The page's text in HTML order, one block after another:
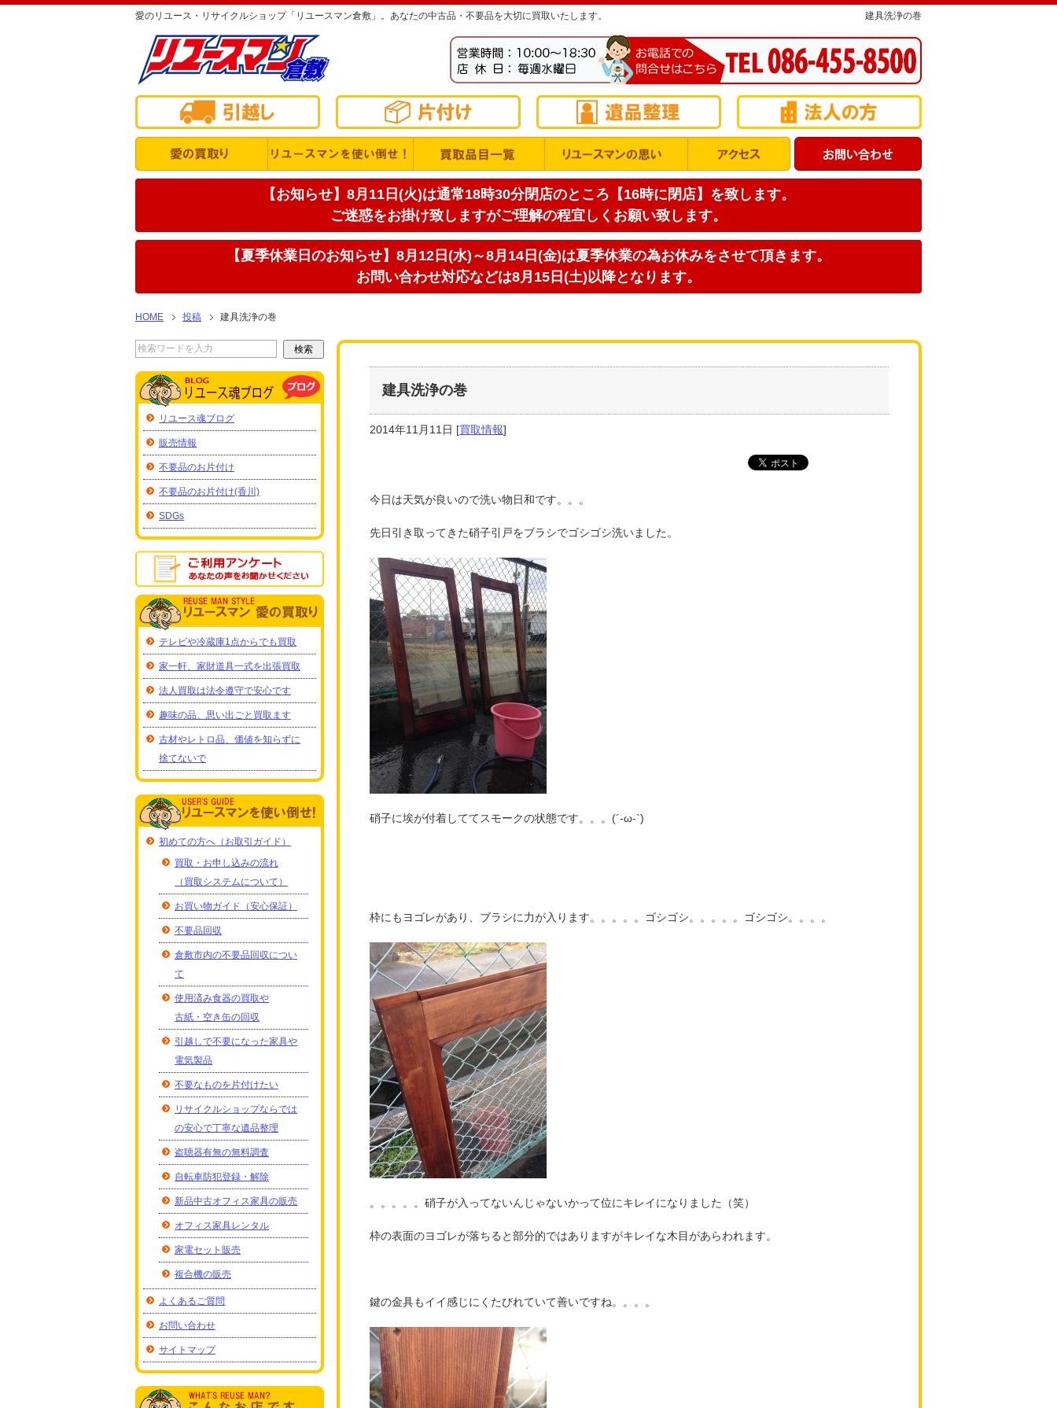
愛のリユース・リサイクルショップ「リユースマン倉敷」。あなたの中古品・不要品を大切に買取いたします。 建具洗浄の巻
【お知らせ】8月11日(火)は通常18時30分閉店のところ【16時に閉店】を致します。
ご迷惑をお掛け致しますがご理解の程宜しくお願い致します。
【夏季休業日のお知らせ】8月12日(水)～8月14日(金)は夏季休業の為お休みをさせて頂きます。
お問い合わせ対応などは8月15日(土)以降となります。
HOME 投稿 建具洗浄の巻
建具洗浄の巻
2014年11月11日 [買取情報]
今日は天気が良いので洗い物日和です。。。
先日引き取ってきた硝子引戸をブラシでゴシゴシ洗いました。
硝子に埃が付着しててスモークの状態です。。。(´-ω-`)
枠にもヨゴレがあり、ブラシに力が入ります。。。。。ゴシゴシ。。。。。ゴシゴシ。。。。
。。。。。硝子が入ってないんじゃないかって位にキレイになりました（笑）
枠の表面のヨゴレが落ちると部分的ではありますがキレイな木目があらわれます。
鍵の金具もイイ感じにくたびれていて善いですね。。。。
リユース魂ブログ
販売情報
不要品のお片付け
不要品のお片付け(香川)
SDGs
テレビや冷蔵庫1点からでも買取
家一軒、家財道具一式を出張買取
法人買取は法令遵守で安心です
趣味の品、思い出ごと買取ます
古材やレトロ品、価値を知らずに
捨てないで
初めての方へ（お取引ガイド）
買取・お申し込みの流れ
（買取システムについて）
お買い物ガイド（安心保証）
不要品回収
倉敷市内の不要品回収につい
て
使用済み食器の買取や
古紙・空き缶の回収
引越しで不要になった家具や
電気製品
不要なものを片付けたい
リサイクルショップならでは
の安心で丁寧な遺品整理
盗聴器有無の無料調査
自転車防犯登録・解除
新品中古オフィス家具の販売
オフィス家具レンタル
家電セット販売
複合機の販売
よくあるご質問
お問い合わせ
サイトマップ